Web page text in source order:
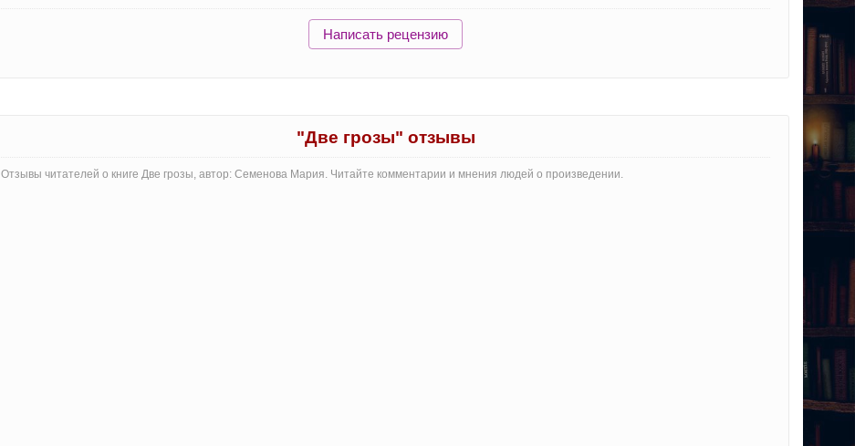
Написать рецензию
"Две грозы" отзывы
Отзывы читателей о книге Две грозы, автор: Семенова Мария. Читайте комментарии и мнения людей о произведении.